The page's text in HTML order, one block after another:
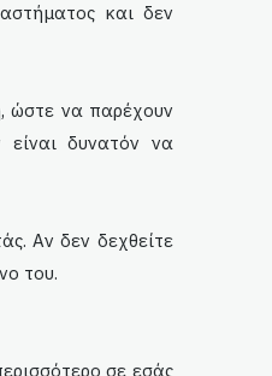
και δεν
ώστε να παρέχουν
είναι δυνατόν να
Αν δεν δεχθείτε
του.
σε εσάς